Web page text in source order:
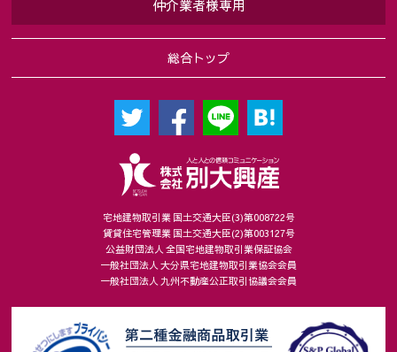
宅地建物取引業 国土交通大臣(3)第008722号
賃貸住宅管理業 国土交通大臣(2)第003127号
公益財団法人 全国宅地建物取引業保証協会
一般社団法人 大分県宅地建物取引業協会会員
一般社団法人 九州不動産公正取引協議会会員
総合トップ
仲介業者様専用